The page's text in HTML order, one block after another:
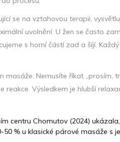
se na vztahovou terapii,
uvolnění. U žen se často
s horní částí zad a šíjí.
Nemusíte říkat „prosím,
Výsledkem je hlubší
centru Chomutov (2024)
% u klasické párové masáže s